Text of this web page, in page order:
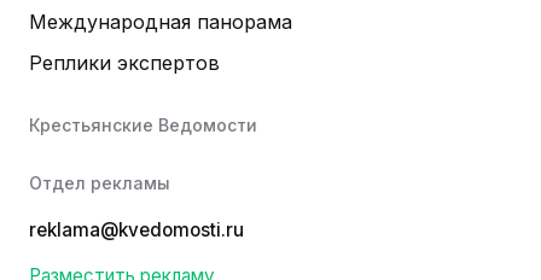
Международная панорама
Реплики экспертов
Крестьянские Ведомости
Отдел рекламы
reklama@kvedomosti.ru